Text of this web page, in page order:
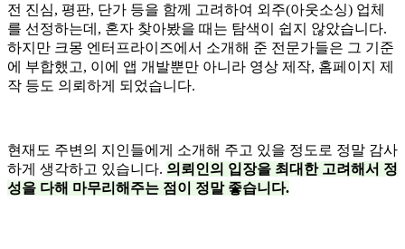
전 진심, 평판, 단가 등을 함께 고려하여 외주(아웃소싱) 업체
를 선정하는데, 혼자 찾아봤을 때는 탐색이 쉽지 않았습니다.
하지만 크몽 엔터프라이즈에서 소개해 준 전문가들은 그 기준
에 부합했고, 이에 앱 개발뿐만 아니라 영상 제작, 홈페이지 제
작 등도 의뢰하게 되었습니다.
현재도 주변의 지인들에게 소개해 주고 있을 정도로 정말 감사
하게 생각하고 있습니다. 의뢰인의 입장을 최대한 고려해서 정
성을 다해 마무리해주는 점이 정말 좋습니다.